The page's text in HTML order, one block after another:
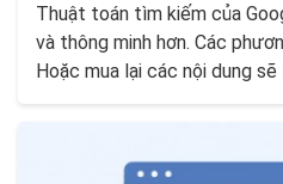
Thuật toán tìm kiếm của
và thông minh hơn. Các
Hoặc mua lại các nội dung